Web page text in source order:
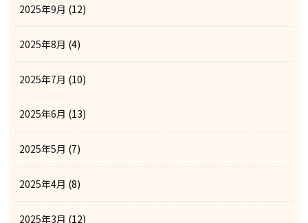
2025年9月 (12)
2025年8月 (4)
2025年7月 (10)
2025年6月 (13)
2025年5月 (7)
2025年4月 (8)
2025年3月 (12)